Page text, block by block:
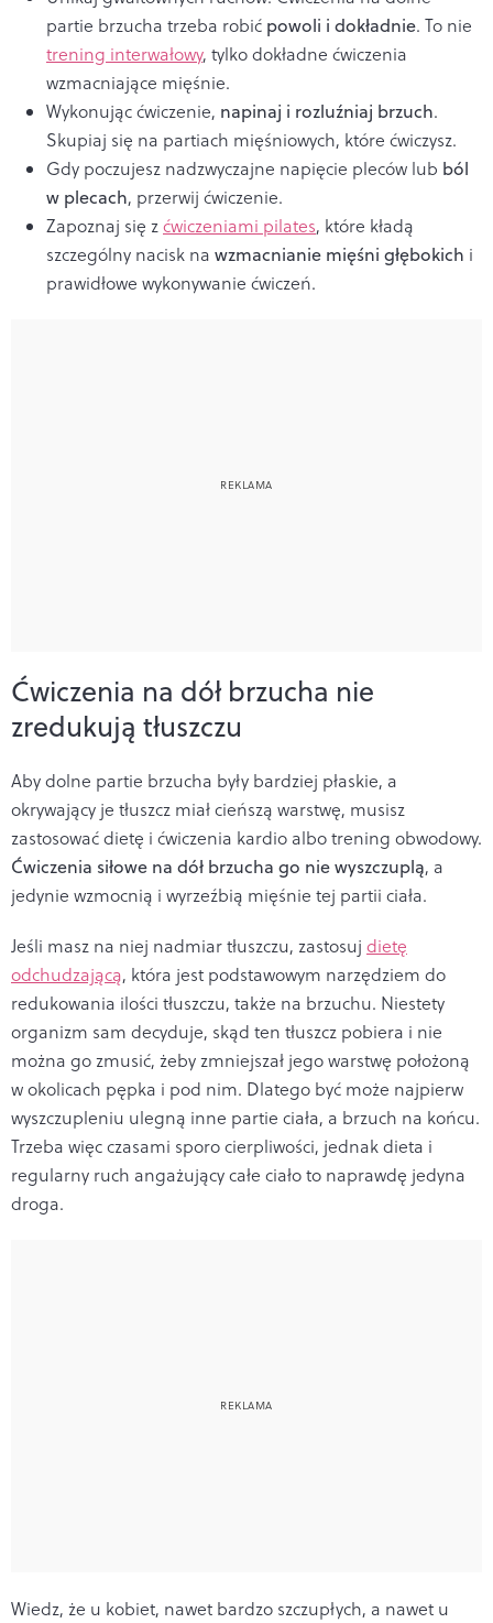
partie brzucha trzeba robić powoli i dokładnie. To nie
trening interwałowy, tylko dokładne ćwiczenia
wzmacniające mięśnie.
Wykonując ćwiczenie, napinaj i rozluźniaj brzuch.
Skupiaj się na partiach mięśniowych, które ćwiczysz.
Gdy poczujesz nadzwyczajne napięcie pleców lub ból
w plecach, przerwij ćwiczenie.
Zapoznaj się zćwiczeniami pilates, które kładą
szczególny nacisk na wzmacnianie mięśni głębokich i
prawidłowe wykonywanie ćwiczeń.
Ćwiczenia na dół brzucha nie
zredukują tłuszczu
Aby dolne partie brzucha były bardziej płaskie, a
okrywający je tłuszcz miał cieńszą warstwę, musisz
zastosować dietę i ćwiczenia kardio albo trening obwodowy.
Ćwiczenia siłowe na dół brzucha go nie wyszczuplą, a
jedynie wzmocnią i wyrzeźbią mięśnie tej partii ciała.
Jeśli masz na niej nadmiar tłuszczu, zastosuj dietę
odchudzającą, która jest podstawowym narzędziem do
redukowania ilości tłuszczu, także na brzuchu. Niestety
organizm sam decyduje, skąd ten tłuszcz pobiera i nie
można go zmusić, żeby zmniejszał jego warstwę położoną
w okolicach pępka i pod nim. Dlatego być może najpierw
wyszczupleniu ulegną inne partie ciała, a brzuch na końcu.
Trzeba więc czasami sporo cierpliwości, jednak dieta i
regularny ruch angażujący całe ciało to naprawdę jedyna
droga.
Wiedz, że u kobiet, nawet bardzo szczupłych, a nawet u